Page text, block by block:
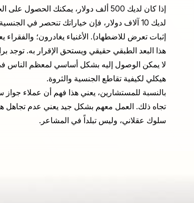
إذا كان لديك 500 ألف دولار، يمكنك
لديك 10 آلاف دولار، فإن خياراتك تنحصر في
إثبات تعرض للاضطهاد). الأغنياء يغادرون؛ والفقراء
هذا البعد الطبقي حقيقي ويستحق الإقرار به.
لا يمكن الوصول إليه بشكل أساسي لمعظم الناس في
هيكلي لكيفية تقاطع الجنسية والثروة.
بالنسبة للمستشارين، يعني هذا فهم أن عملاء
تجاه ذلك. العمل معهم بشكل جيد يعني عدم تجاهل
سلوك عقلاني، وليس تبلداً في المشاعر.